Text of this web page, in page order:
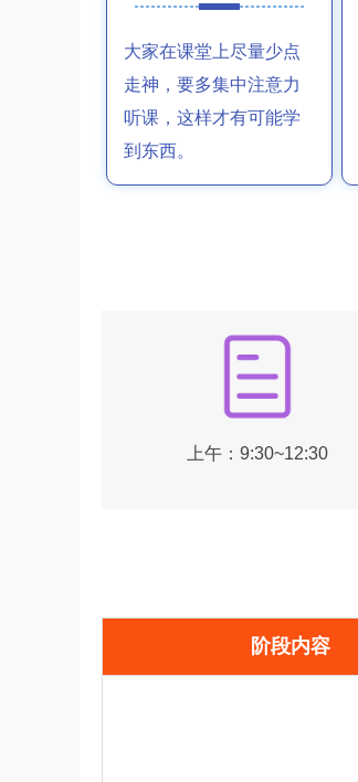
大家在课堂上尽量少点
走神，要多集中注意力
听课，这样才有可能学
到东西。
上午：9:30~12:30
阶段内容